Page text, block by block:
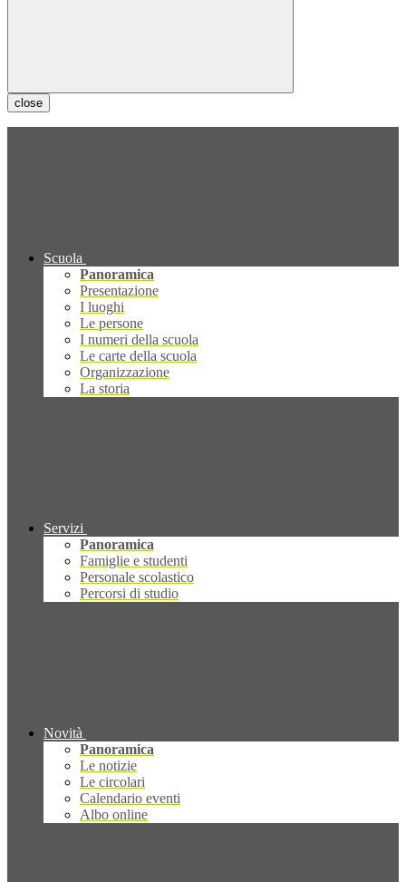
close
Scuola
Panoramica
Presentazione
I luoghi
Le persone
I numeri della scuola
Le carte della scuola
Organizzazione
La storia
Servizi
Panoramica
Famiglie e studenti
Personale scolastico
Percorsi di studio
Novità
Panoramica
Le notizie
Le circolari
Calendario eventi
Albo online